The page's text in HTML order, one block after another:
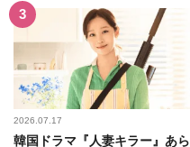
2026.07.17
韓国ドラマ『人妻キラー』あら